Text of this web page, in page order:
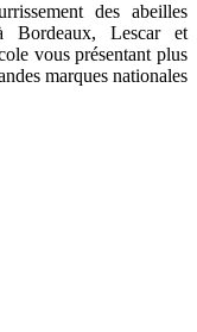
des abeilles
Bordeaux, Lescar et
vous présentant plus
marques nationales